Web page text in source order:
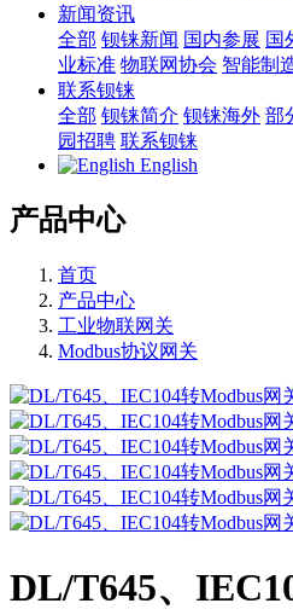
新闻资讯
全部 钡铼新闻 国内参展 国
业标准 物联网协会 智能制
联系钡铼
全部 钡铼简介 钡铼海外 部
园招聘 联系钡铼
English
产品中心
首页
产品中心
工业物联网关
Modbus协议网关
DL/T645、